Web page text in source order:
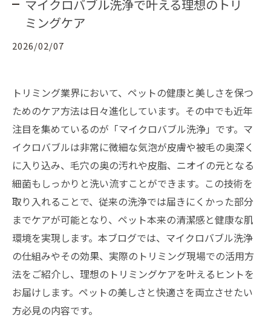
マイクロバブル洗浄で叶える理想のトリ
ミングケア
2026/02/07
トリミング業界において、ペットの健康と美しさを保つ
ためのケア方法は日々進化しています。その中でも近年
注目を集めているのが「マイクロバブル洗浄」です。マ
イクロバブルは非常に微細な気泡が皮膚や被毛の奥深く
に入り込み、毛穴の奥の汚れや皮脂、ニオイの元となる
細菌もしっかりと洗い流すことができます。この技術を
取り入れることで、従来の洗浄では届きにくかった部分
までケアが可能となり、ペット本来の清潔感と健康な肌
環境を実現します。本ブログでは、マイクロバブル洗浄
の仕組みやその効果、実際のトリミング現場での活用方
法をご紹介し、理想のトリミングケアを叶えるヒントを
お届けします。ペットの美しさと快適さを両立させたい
方必見の内容です。